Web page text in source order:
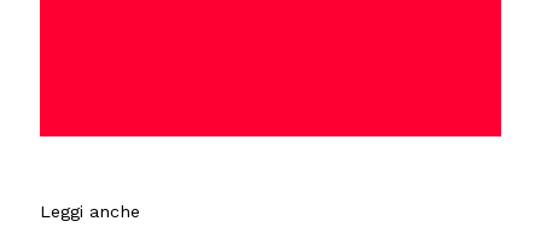
Leggi anche